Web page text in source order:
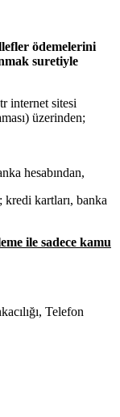
ödemelerini
suretiyle
internet sitesi
üzerinden;
hesabından,
kredi kartları, banka
ile sadece kamu
Telefon